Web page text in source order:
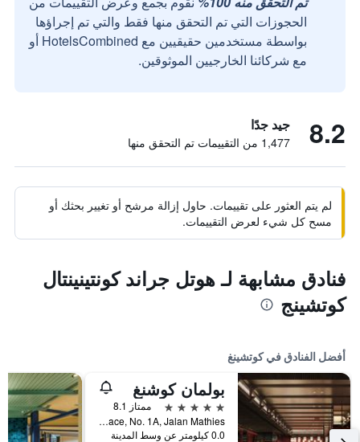
الحجوزات التي تم التحقق منها فقط والتي تم إجراؤها
بواسطة مستخدمين حقيقيين مع HotelsCombined أو
مع شركائنا الخارجيين الموثوقين.
8.2 جيد جدًا
1,477 من التقييمات تم التحقق منها
لم يتم العثور على تقييمات. حاول إزالة مرشح أو تغيير بحثك أو
مسح كل شيء لعرض التقييمات.
فنادق مشابهة لـ هوتل جراند كونتينينتال
كوتشينج
أفضل الفنادق في كوتشينغ
بولمان كوشنغ
5 نجوم
ممتاز 8.1
Interhill Place, No. 1A, Jalan Mathies, كوتشينغ, ماليزيا
0.0 كيلومتر عن وسط المدينة